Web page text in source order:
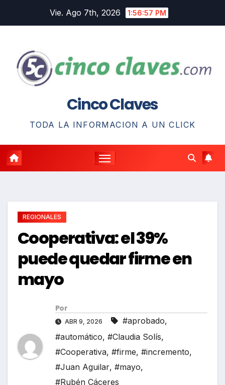
Vie. Ago 7th, 2026 1:56:58 PM
Cinco Claves
TODA LA INFORMACION A UN CLICK
REGIONALES
Cooperativa: el 39%
puede quedar firme en
mayo
Por
ABR 9, 2026 #aprobado,
#automático, #Claudia Solís,
#Cooperativa, #firme, #incremento,
#Juan Aguilar, #mayo,
#Rubén Cáceres